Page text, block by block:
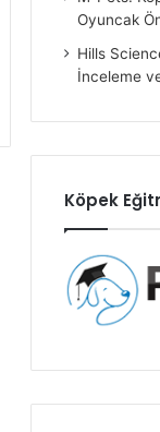
Oyuncak
Hills
İnceleme
Köpek